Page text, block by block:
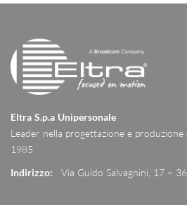
Eltra S.p.a Unipersonale
Leader nella progettazione e
1985
Indirizzo: Via Guido Salvagnini, 17 –